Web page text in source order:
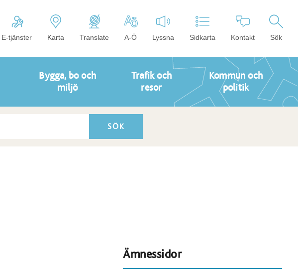
E-tjänster Karta Translate A-Ö Lyssna Sidkarta Kontakt Sök
Bygga, bo och
miljö
Trafik och
resor
Kommun och
politik
Ämnessidor